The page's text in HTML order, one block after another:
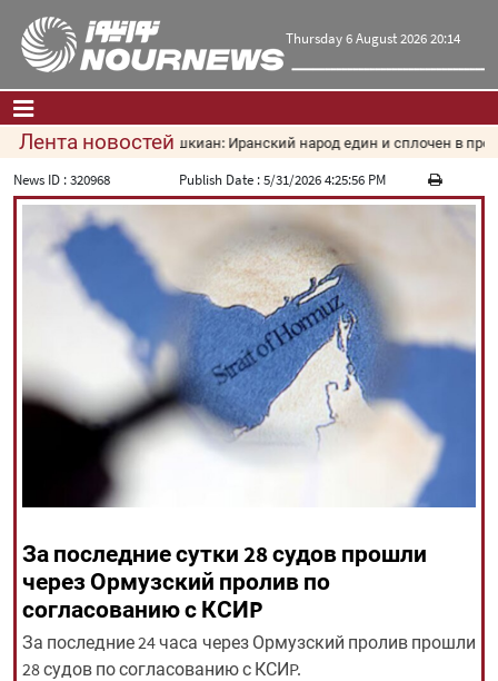
Thursday 6 August 2026 20:14
Главная|Контакты|О нас
Новости
Культура и общество
Экономика
Политика
Мультимедиа
|فارسی|English|العربیه|
עברית|русский|中文
All rights reserved for NourNews
Copyright © 2021 www.nournews.ir
Лента новостейПезешкиан: Иранский народ един и сплочен в
News ID :320968 Publish Date :5/31/2026 4:25:56 PM
За последние сутки 28 судов прошли
через Ормузский пролив по
согласованию с КСИP
За последние 24 часа через Ормузский пролив прошли
28 судов по согласованию с КСИP.